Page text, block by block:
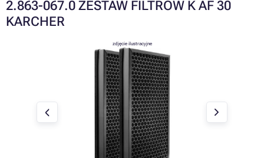
2.863-067.0 ZESTAW FILTRÓW K AF 30
KARCHER
zdjęcie ilustracyjne